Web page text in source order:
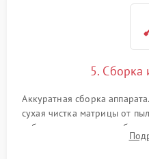
5. Сборка
Аккуратная сборка
сухая чистка матрицы от
рабочего отрезка,
экспозамера с